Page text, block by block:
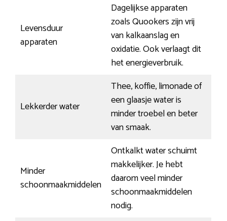
Levensduur
apparaten
Dagelijkse apparaten
zoals Quookers zijn vrij
van kalkaanslag en
oxidatie. Ook verlaagt dit
het energieverbruik.
Lekkerder water
Thee, koffie, limonade of
een glaasje water is
minder troebel en beter
van smaak.
Minder
schoonmaakmiddelen
Ontkalkt water schuimt
makkelijker. Je hebt
daarom veel minder
schoonmaakmiddelen
nodig.